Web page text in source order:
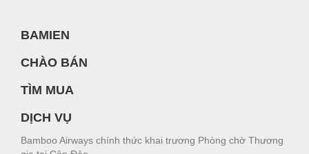
BAMIEN
CHÀO BÁN
TÌM MUA
DỊCH VỤ
Bamboo Airways chính thức khai trương Phòng chờ Thương